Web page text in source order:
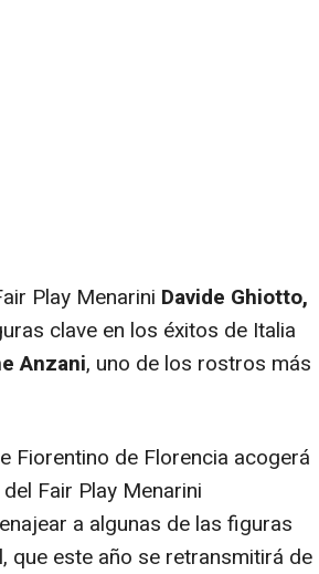
Play Menarini Davide Ghiotto,
clave en los éxitos de Italia
Anzani, uno de los rostros más
Fiorentino de Florencia acogerá
Fair Play Menarini
a algunas de las figuras
que este año se retransmitirá de